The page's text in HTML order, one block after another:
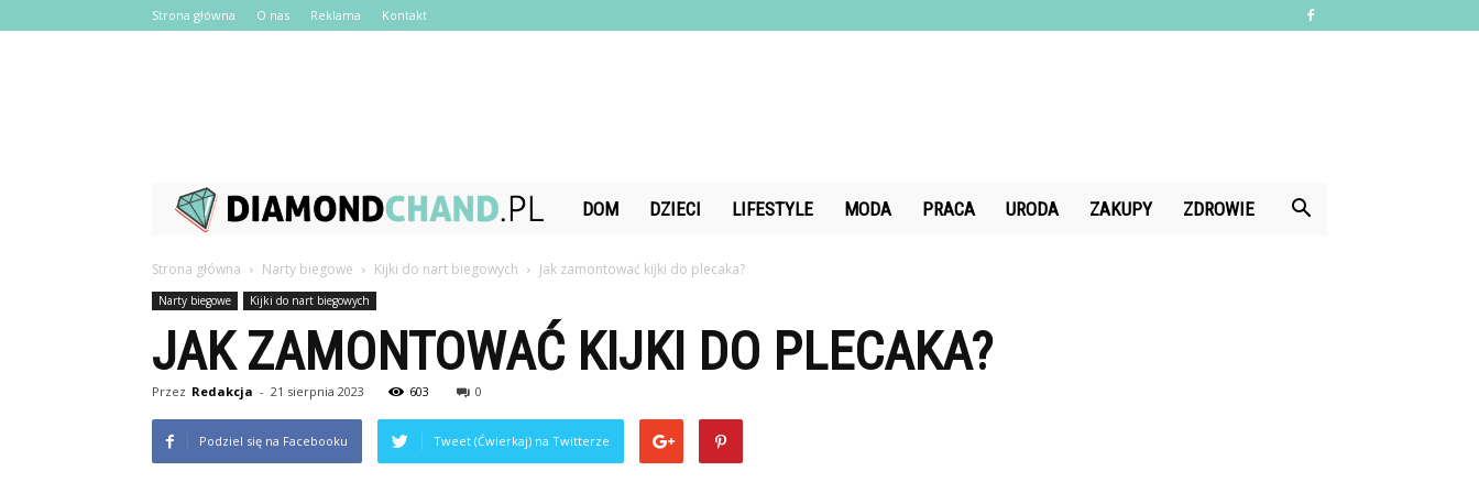
Strona główna O nas Reklama Kontakt
DiamondChand.pl
DOM DZIECI LIFESTYLE MODA PRACA URODA ZAKUPY ZDROWIE
Strona główna Narty biegowe Kijki do nart biegowych Jak zamontować kijki do plecaka?
Narty biegowe Kijki do nart biegowych
JAK ZAMONTOWAĆ KIJKI DO PLECAKA?
Przez Redakcja - 21 sierpnia 2023 603 0
Podziel się na Facebooku Tweet (Ćwierkaj) na Twitterze